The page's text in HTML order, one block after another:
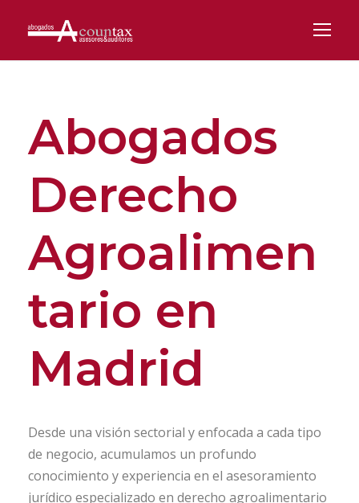
Abogados
Derecho
Agroalimen
tario en
Madrid
Desde una visión sectorial y enfocada a cada tipo
de negocio, acumulamos un profundo
conocimiento y experiencia en el asesoramiento
jurídico especializado en derecho agroalimentario